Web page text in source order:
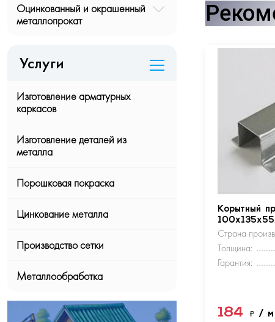
Оцинкованный и окрашенный
металлопрокат
Услуги
Изготовление арматурных
каркасов
Изготовление деталей из
металла
Порошковая покраска
Цинкование металла
Производство сетки
Металлообработка
Корытный
Страна
Толщина:
Гарантия:
184₽/ м